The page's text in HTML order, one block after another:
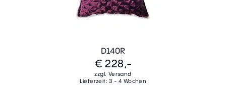
D140R
€ 228,-
zzgl. Versand
Lieferzeit: 3 - 4 Wochen